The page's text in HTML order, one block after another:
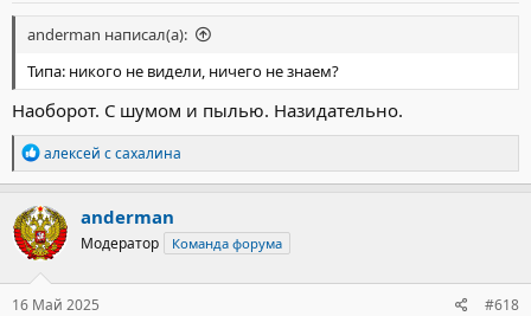
anderman написал(а):
Типа: никого не видели, ничего не знаем?
Наоборот. С шумом и пылью. Назидательно.
Р
е
а
к
ц
и
и
:
алексей с сахалина
anderman
Модератор Команда форума
16 Май 2025 #618